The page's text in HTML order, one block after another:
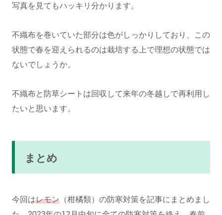
写真を見てもハッキリ分かります。
不織布を巻いていた部分は色がしっかりしており、この
状態で春を迎えられるのは栽培する上で理想の状態では
ないでしょうか。
不織布と防草シートは回収して来年の冬越しで再利用し
たいと思います。
まとめ
今回はレモン （柑橘類）の防寒対策を記事にまとめまし